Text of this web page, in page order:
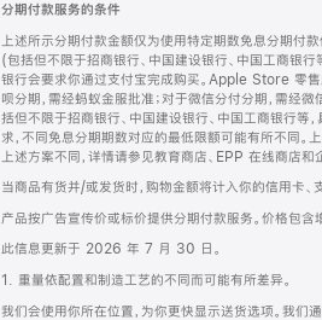
页
脚
分期付款服务的条件
上述所示分期付款金额仅为使用特定期数免息分期付
(包括但不限于招商银行、中国建设银行、中国工商银
银行会要求你通过支付宝完成购买。Apple Store 零
呗分期，需经蚂蚁金服批准；对于微信分付分期，需经
括但不限于招商银行、中国建设银行、中国工商银行等
求，不同免息分期期数对应的最低限额可能有所不同
上述方案不同，详情请参见教育商店、EPP 在线商店
当商品有货并/或发货时，购物金额将计入你的信用卡
产品按广告宣传价或标价提供分期付款服务。价格包含
此信息更新于 2026 年 7 月 30 日。
1. 重量依配置和制造工艺的不同而可能有所差异。
我们会使用你所在位置，为你更快显示送货选项。我们